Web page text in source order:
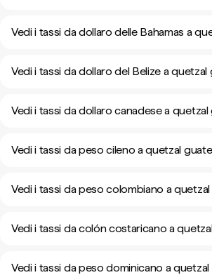
Vedi i tassi da dollaro delle Bahamas a
Vedi i tassi da dollaro del Belize a
Vedi i tassi da dollaro canadese a
Vedi i tassi da peso cileno a quetzal
Vedi i tassi da peso colombiano a
Vedi i tassi da colón costaricano a
Vedi i tassi da peso dominicano a